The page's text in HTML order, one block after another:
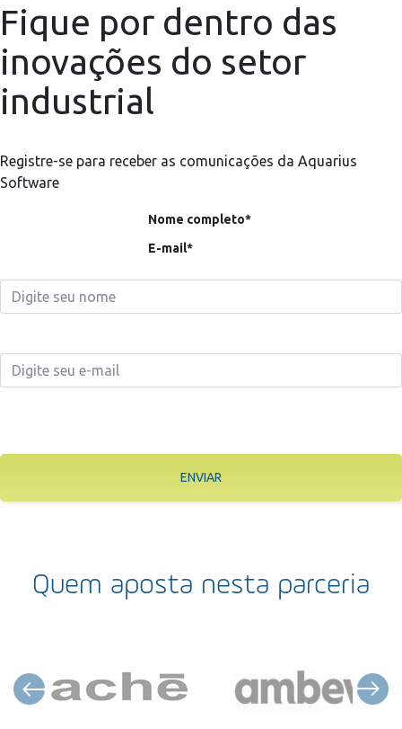
Fique por dentro das
inovações do setor
industrial
Registre-se para receber as comunicações da Aquarius
Software
Nome completo*
E-mail*
ENVIAR
Quem aposta nesta parceria